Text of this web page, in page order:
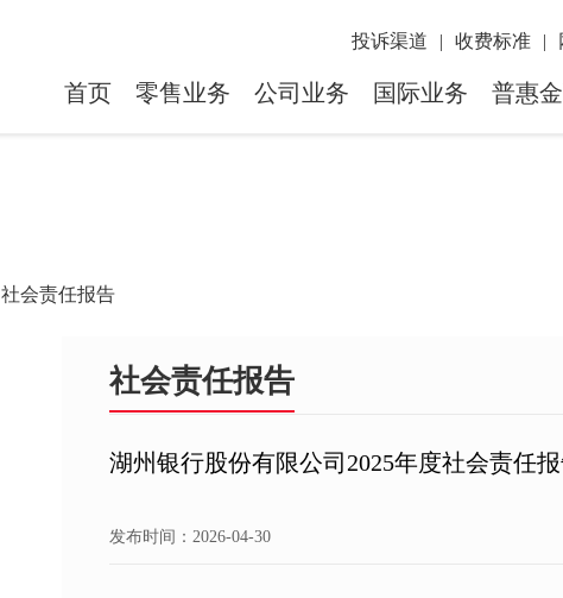
投诉渠道 | 收费标准 |
首页 零售业务 公司业务 国际业务 普惠
社会责任报告
社会责任报告
湖州银行股份有限公司2025年度社会责任
发布时间：2026-04-30